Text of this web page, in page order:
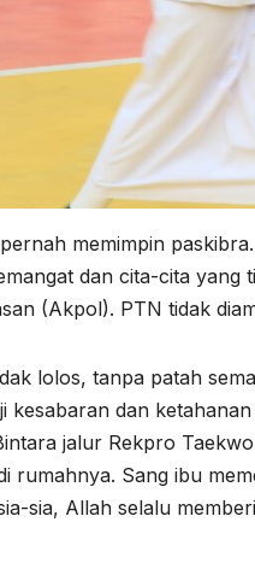
memimpin
dan cita-cita yang
(Akpol). PTN tidak
lolos, tanpa patah
kesabaran dan
jalur Rekpro
rumahnya. Sang ibu
sia, Allah selalu